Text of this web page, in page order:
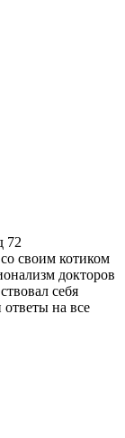
72
своим котиком
докторов
себя
на все